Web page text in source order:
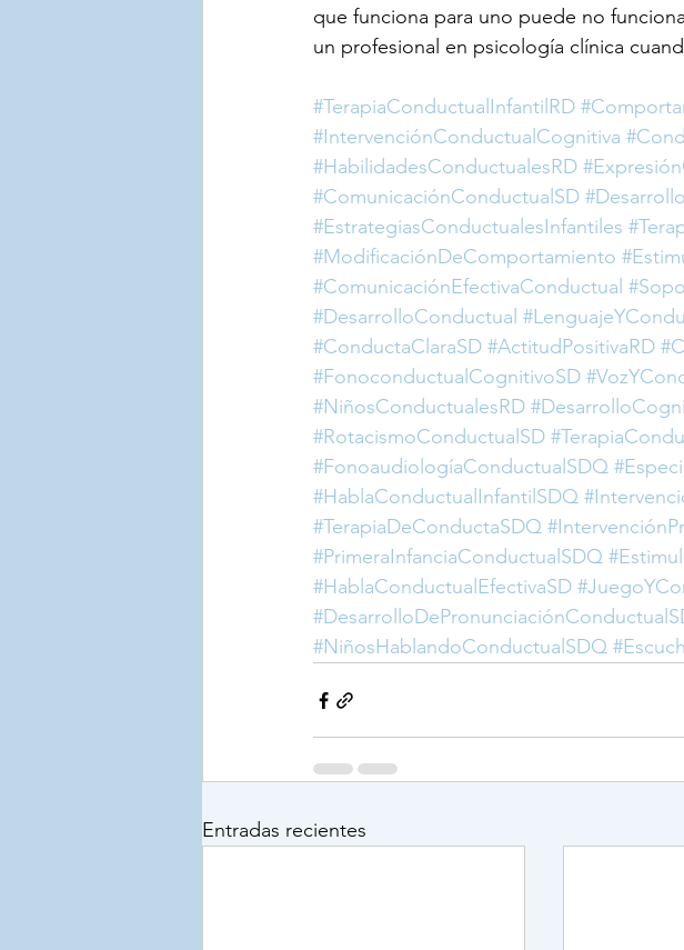
que funciona para uno puede no
un profesional en psicología clínica
#TerapiaConductualInfantilRD
#IntervenciónConductualCognitiva
#HabilidadesConductualesRD
#ComunicaciónConductualSD
#EstrategiasConductualesInfantiles
#ModificaciónDeComportamiento
#ComunicaciónEfectivaConductual
#DesarrolloConductual
#ConductaClaraSD #ActitudPositivaRD
#FonoconductualCognitivoSD
#NiñosConductualesRD
#RotacismoConductualSD
#FonoaudiologíaConductualSDQ
#HablaConductualInfantilSDQ
#TerapiaDeConductaSDQ
#PrimeraInfanciaConductualSDQ
#HablaConductualEfectivaSD
#NiñosHablandoConductualSDQ
Entradas recientes